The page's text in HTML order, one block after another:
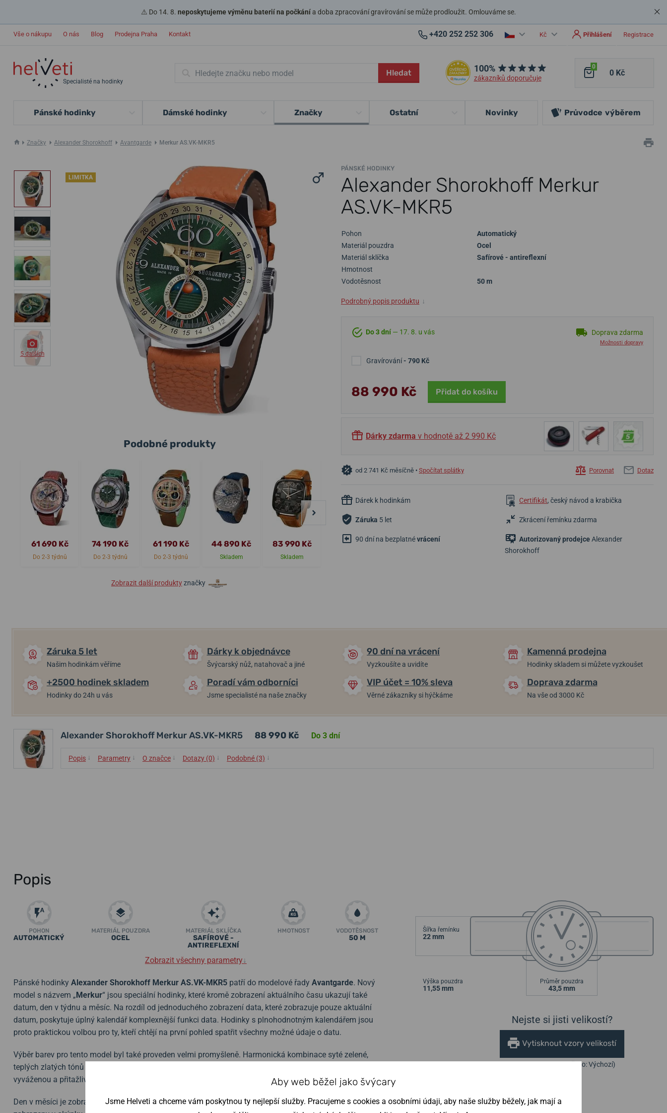
⚠️ Do 14. 8. neposkytujeme výměnu baterií na počkánía doba zpracování gravírování se může prodloužit. Omlouváme se.
Vše o nákupu O nás Blog Prodejna Praha Kontakt +420 252 252 306 Kč Přihlášení Registrace
Specialisté na hodinky
Hledat 100%
zákazníků doporučuje
0
0 Kč
Pánské hodinky Dámské hodinky Značky Ostatní Novinky Průvodce výběrem
Značky Alexander Shorokhoff Avantgarde Merkur AS.VK-MKR5
PÁNSKÉ HODINKY
Alexander Shorokhoff Merkur
AS.VK-MKR5
LIMITKA
5 dalších
Pohon
Automatický
Materiál pouzdra
Ocel
Materiál sklíčka
Safírové - antireflexní
Hmotnost
Vodotěsnost
50 m
Podrobný popis produktu ↓
Do 3 dní — 17. 8. u vás Doprava zdarma
Možnosti dopravy
Gravírování- 790 Kč
88 990 Kč Přidat do košíku
Dárky zdarma v hodnotě až 2 990 Kč
od 2 741 Kč měsíčně • Spočítat splátky Porovnat Dotaz
Dárek k hodinkám Certifikát, český návod a krabička
Záruka 5 let Zkrácení řemínku zdarma
90 dní na bezplatnévrácení Autorizovaný prodejceAlexander
Shorokhoff
Podobné produkty
61 690 Kč
Do 2-3 týdnů
74 190 Kč
Do 2-3 týdnů
61 190 Kč
Do 2-3 týdnů
44 890 Kč
Skladem
83 990 Kč
Skladem
50 690 Kč 77 190 Kč 68 990 Kč 68 990 Kč
Zobrazit další produktyznačky
Záruka 5 let
Našim hodinkám věříme
Dárky k objednávce
Švýcarský nůž, natahovač a jiné
90 dní na vrácení
Vyzkoušíte a uvidíte
Kamenná prodejna
Hodinky skladem si můžete vyzkoušet
+2500 hodinek skladem
Hodinky do 24h u vás
Poradí vám odborníci
Jsme specialisté na naše značky
VIP účet = 10% sleva
Věrné zákazníky si hýčkáme
Doprava zdarma
Na vše od 3000 Kč
Alexander Shorokhoff Merkur AS.VK-MKR5 88 990 Kč Do 3 dní
Popis ↓ Parametry ↓ O značce ↓ Dotazy (0) ↓ Podobné (3) ↓
Popis
POHON
AUTOMATICKÝ
MATERIÁL POUZDRA
OCEL
MATERIÁL SKLÍČKA
SAFÍROVÉ -
ANTIREFLEXNÍ
HMOTNOST VODOTĚSNOST
50 M
Zobrazit všechny parametry↓
Pánské hodinky Alexander Shorokhoff Merkur AS.VK-MKR5 patří do modelové řady Avantgarde. Nový
model s názvem „Merkur“ jsou speciální hodinky, které kromě zobrazení aktuálního času ukazují také
datum, den v týdnu a měsíc. Na rozdíl od jednoduchého zobrazení data, které zobrazuje pouze aktuální
datum, poskytuje úplný kalendář komplexnější funkci data. Hodinky s plnohodnotným kalendářem jsou
proto praktickou volbou pro ty, kteří chtějí na první pohled spatřit všechny možné údaje o datu.
Výběr barev pro tento model byl také proveden velmi promyšleně. Harmonická kombinace syté zelené,
teplých zlatých tónů a zářivé oranžové na koženém řemínku, datumové ručce a lunární fázi vytváří
vyváženou a přitažlivou barevnou paletu.
Den v měsíci je zobrazen centrální ručičkou s oranžovým hrotem, zatímco den v týdnu a měsíc jsou
Šířka řemínku
22 mm
Výška pouzdra
11,55 mm
Průměr pouzdra
43,5 mm
Nejste si jisti velikostí?
Vytisknout vzory velikostí
(U tisku nastavte Měřítko: Výchozí)
Aby web běžel jako švýcary
Jsme Helveti a chceme vám poskytnou ty nejlepší služby. Pracujeme s cookies a osobními údaji, aby naše služby běžely, jak mají a